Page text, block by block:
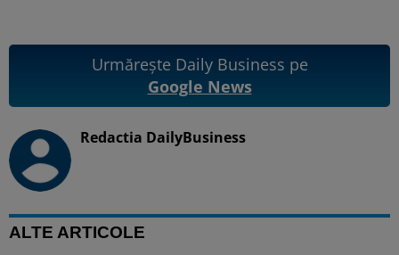
Urmărește Daily Business pe
Google News
Redactia DailyBusiness
ALTE ARTICOLE